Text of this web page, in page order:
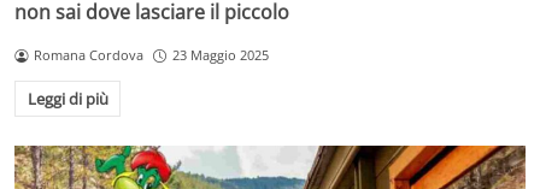
non sai dove lasciare il piccolo
Romana Cordova 23 Maggio 2025
Leggi di più